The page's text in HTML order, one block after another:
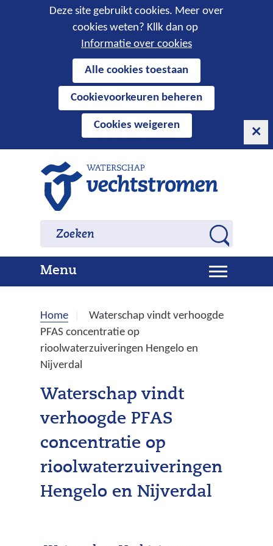
Cookies
toestaan?
Deze site gebruikt cookies. Meer over
cookies weten? Kllk dan op
Informatie over cookies
cookies
deze
website
worden
toegestaan
geweigerd.
Alle cookies toestaan
Cookievoorkeuren beheren
Cookies weigeren
naar
o
e
k
e
n
Zoeken Zoeken
MenuU
i
l
a
p
p
n
Home
Waterschap vindt verhoogde
PFAS concentratie op
rioolwaterzuiveringen Hengelo en
Nijverdal
Waterschap vindt
verhoogde PFAS
concentratie op
rioolwaterzuiveringen
Hengelo en Nijverdal